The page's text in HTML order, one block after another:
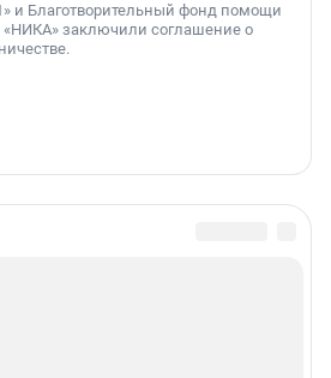
и Благотворительный фонд помощи
заключили соглашение о